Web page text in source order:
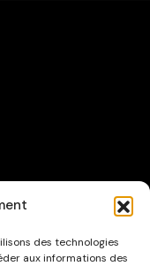
des technologies
aux informations des